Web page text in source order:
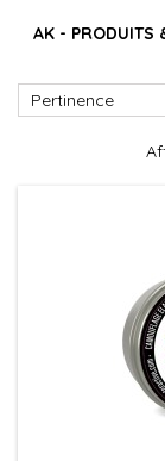
AK - PRODUITS
Pertinence